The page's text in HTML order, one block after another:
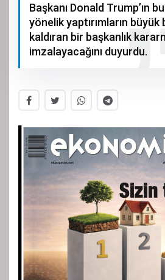
Başkanı Donald Trump’ın
yönelik yaptırımların büyük
kaldıran bir başkanlık
imzalayacağını duyurdu.